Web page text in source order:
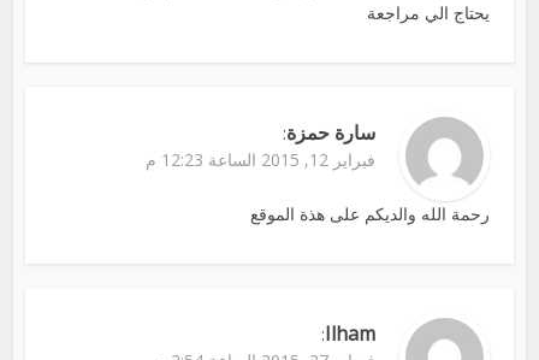
يحتاج الي مراجعة
سارة حمزة:
فبراير 12, 2015 الساعة 12:23 م
رحمة الله والديكم على هذة الموقع
Ilham
: